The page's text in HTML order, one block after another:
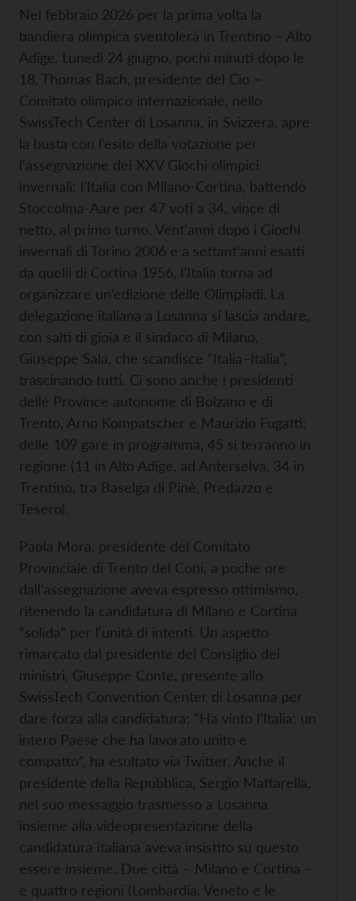
Nel febbraio 2026 per la prima volta la
bandiera olimpica sventolerà in Trentino – Alto
Adige. Lunedì 24 giugno, pochi minuti dopo le
18, Thomas Bach, presidente del Cio –
Comitato olimpico internazionale, nello
SwissTech Center di Losanna, in Svizzera, apre
la busta con l’esito della votazione per
l’assegnazione dei XXV Giochi olimpici
invernali: l’Italia con Milano-Cortina, battendo
Stoccolma-Aare per 47 voti a 34, vince di
netto, al primo turno. Vent’anni dopo i Giochi
invernali di Torino 2006 e a settant’anni esatti
da quelli di Cortina 1956, l’Italia torna ad
organizzare un’edizione delle Olimpiadi. La
delegazione italiana a Losanna si lascia andare,
con salti di gioia e il sindaco di Milano,
Giuseppe Sala, che scandisce “Italia–Italia”,
trascinando tutti. Ci sono anche i presidenti
delle Province autonome di Bolzano e di
Trento, Arno Kompatscher e Maurizio Fugatti:
delle 109 gare in programma, 45 si terranno in
regione (11 in Alto Adige, ad Anterselva, 34 in
Trentino, tra Baselga di Pinè, Predazzo e
Tesero).
Paola Mora, presidente del Comitato
Provinciale di Trento del Coni, a poche ore
dall’assegnazione aveva espresso ottimismo,
ritenendo la candidatura di Milano e Cortina
“solida” per l’unità di intenti. Un aspetto
rimarcato dal presidente del Consiglio dei
ministri, Giuseppe Conte, presente allo
SwissTech Convention Center di Losanna per
dare forza alla candidatura: “Ha vinto l’Italia: un
intero Paese che ha lavorato unito e
compatto”, ha esultato via Twitter. Anche il
presidente della Repubblica, Sergio Mattarella,
nel suo messaggio trasmesso a Losanna
insieme alla videopresentazione della
candidatura italiana aveva insistito su questo
essere insieme. Due città – Milano e Cortina –
e quattro regioni (Lombardia, Veneto e le